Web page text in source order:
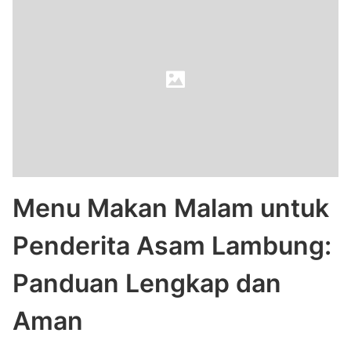
Menu Makan Malam untuk
Penderita Asam Lambung:
Panduan Lengkap dan
Aman